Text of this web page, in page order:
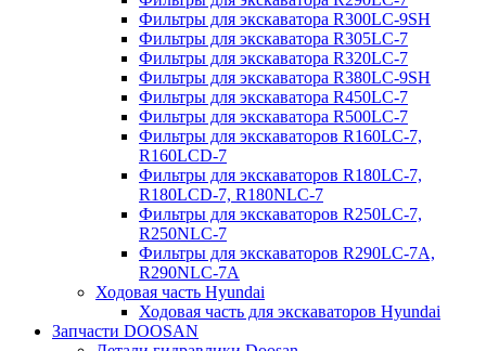
Фильтры для экскаватора R300LC-9SH
Фильтры для экскаватора R305LC-7
Фильтры для экскаватора R320LC-7
Фильтры для экскаватора R380LC-9SH
Фильтры для экскаватора R450LC-7
Фильтры для экскаватора R500LC-7
Фильтры для экскаваторов R160LC-7,
R160LCD-7
Фильтры для экскаваторов R180LC-7,
R180LCD-7, R180NLC-7
Фильтры для экскаваторов R250LC-7,
R250NLC-7
Фильтры для экскаваторов R290LC-7A,
R290NLC-7A
Ходовая часть Hyundai
Ходовая часть для экскаваторов Hyundai
Запчасти DOOSAN